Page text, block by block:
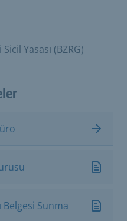
Yasası (BZRG)
Belgesi Sunma